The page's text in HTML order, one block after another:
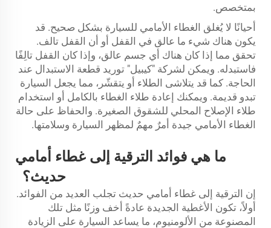
بمتخصص.
أحيانًا لا يُغلق الغطاء الأمامي للسيارة بشكل صحيح. قد
يكون هناك شيء ما عالق في القفل أو أن القفل تالف.
تحقق مما إذا كان هناك أي جسم عالق، وإذا كان القفل تالِفًا
فاستبدله. ويمكن لشركة "كيبيل" توريد قطعة الاستبدال عند
الحاجة. كما قد يتلاشى الطلاء أو يتقشّر، مما يجعل السيارة
تبدو قديمة. ويمكنك إعادة طلاء الغطاء بالكامل أو استخدام
طلاء الإصلاح المحلي للشقوق الصغيرة. والحفاظ على حالة
الغطاء الأمامي جيدة أمرٌ مهمٌ لمظهر السيارة وسلامتها.
ما هي فوائد الترقية إلى غطاء أمامي
حديث؟
إن الترقية إلى غطاء أمامي حديث تجلب العديد من الفوائد.
أولاً، تكون الأغطية الجديدة عادةً أخف وزنًا مثل تلك
المصنوعة من الألومنيوم، ما يساعد السيارة على الزيادة